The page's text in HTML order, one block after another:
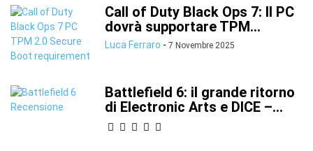
Call of Duty Black Ops 7: Il PC
dovrà supportare TPM...
Luca Ferraro - 7 Novembre 2025
Battlefield 6: il grande ritorno
di Electronic Arts e DICE –...